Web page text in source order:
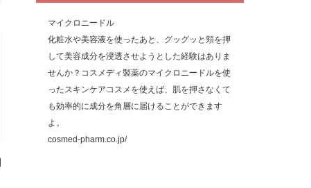
マイクロニードル
化粧水や美容液を使ったあと、グッグッと頬を押
して美容成分を浸透させようとした経験はありま
せんか？コスメディ製薬のマイクロニードルを使
ったスキンケアコスメを使えば、肌を押さなくて
も効率的に成分を角層に届けることができます
よ。
cosmed-pharm.co.jp/